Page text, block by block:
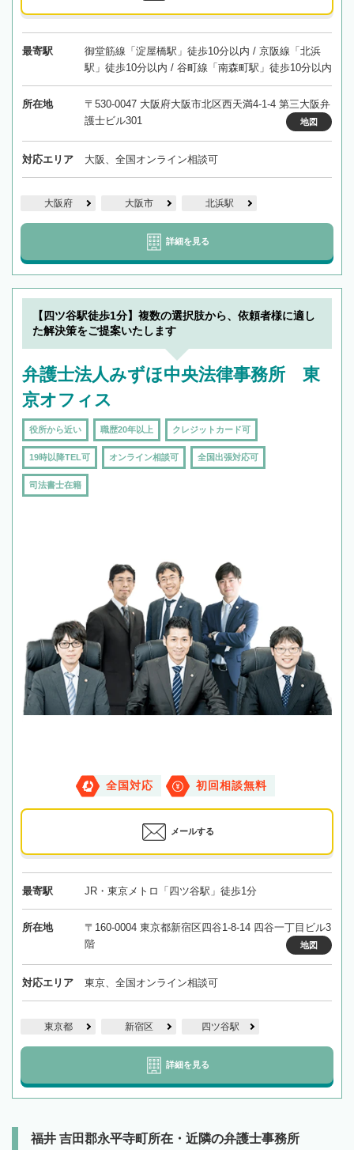
最寄駅
御堂筋線「淀屋橋駅」徒歩10分以内 / 京阪線「北浜
駅」徒歩10分以内 / 谷町線「南森町駅」徒歩10分以内
所在地
〒530-0047 大阪府大阪市北区西天満4-1-4 第三大阪弁
護士ビル301
地図
対応エリア 大阪、全国オンライン相談可
大阪府 大阪市 北浜駅
詳細を見る
【四ツ谷駅徒歩1分】複数の選択肢から、依頼者様に適し
た解決策をご提案いたします
弁護士法人みずほ中央法律事務所 東
京オフィス
役所から近い 職歴20年以上 クレジットカード可
19時以降TEL可 オンライン相談可 全国出張対応可
司法書士在籍
全国対応 初回相談無料
メールする
最寄駅 JR・東京メトロ「四ツ谷駅」徒歩1分
所在地
〒160-0004 東京都新宿区四谷1-8-14 四谷一丁目ビル3
階
地図
対応エリア 東京、全国オンライン相談可
東京都 新宿区 四ツ谷駅
詳細を見る
福井 吉田郡永平寺町所在・近隣の弁護士事務所